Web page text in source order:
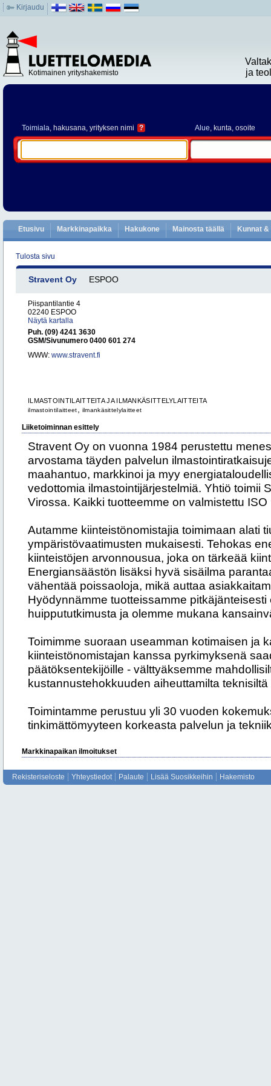
Kirjaudu
Kotimainen yrityshakemisto
ja
Toimiala, hakusana, yrityksen nimi ? Alue, kunta, osoite
Etusivu Markkinapaikka Hakukone Mainosta täällä Kunnat
Tulosta sivu
Stravent Oy ESPOO
Piispantilantie 4
02240 ESPOO
Näytä kartalla
Puh. (09) 4241 3630
GSM/Sivunumero 0400 601 274
WWW: www.stravent.fi
ILMASTOINTILAITTEITA JA ILMANKÄSITTELYLAITTEITA
ilmastointilaitteet ilmankäsittelylaitteet
Liiketoiminnan esittely
Stravent Oy on vuonna 1984 perustettu
arvostama täyden palvelun
maahantuo, markkinoi ja myy
vedottomia ilmastointijärjestelmiä. Yhtiö toimii
Virossa. Kaikki tuotteemme on valmistettu
Autamme kiinteistönomistajia toimimaan alati
ympäristövaatimusten mukaisesti. Tehokas
kiinteistöjen arvonnousua, joka on tärkeää
Energiansäästön lisäksi hyvä sisäilma
vähentää poissaoloja, mikä auttaa
Hyödynnämme tuotteissamme
huippututkimusta ja olemme mukana
Toimimme suoraan useamman kotimaisen ja
kiinteistönomistajan kanssa pyrkimyksenä
päätöksentekijöille - välttyäksemme
kustannustehokkuuden aiheuttamilta
Toimintamme perustuu yli 30 vuoden
tinkimättömyyteen korkeasta palvelun ja
Markkinapaikan ilmoitukset
Rekisteriseloste Yhteystiedot Palaute Lisää Suosikkeihin Hakemisto